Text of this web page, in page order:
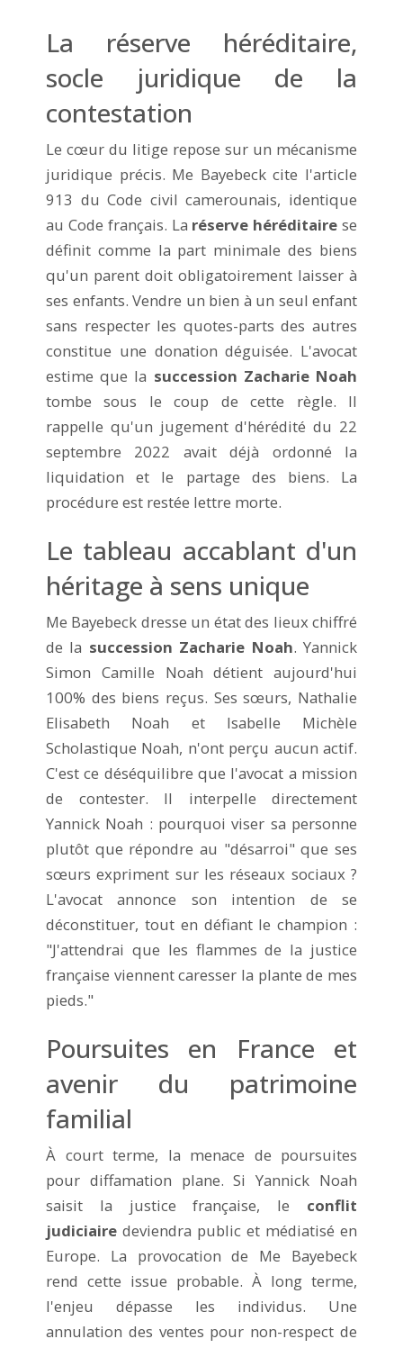
La réserve héréditaire,
socle juridique de la
contestation
Le cœur du litige repose sur un mécanisme
juridique précis. Me Bayebeck cite l'article
913 du Code civil camerounais, identique
au Code français. La réserve héréditaire se
définit comme la part minimale des biens
qu'un parent doit obligatoirement laisser à
ses enfants. Vendre un bien à un seul enfant
sans respecter les quotes-parts des autres
constitue une donation déguisée. L'avocat
estime que la succession Zacharie Noah
tombe sous le coup de cette règle. Il
rappelle qu'un jugement d'hérédité du 22
septembre 2022 avait déjà ordonné la
liquidation et le partage des biens. La
procédure est restée lettre morte.
Le tableau accablant d'un
héritage à sens unique
Me Bayebeck dresse un état des lieux chiffré
de la succession Zacharie Noah. Yannick
Simon Camille Noah détient aujourd'hui
100% des biens reçus. Ses sœurs, Nathalie
Elisabeth Noah et Isabelle Michèle
Scholastique Noah, n'ont perçu aucun actif.
C'est ce déséquilibre que l'avocat a mission
de contester. Il interpelle directement
Yannick Noah : pourquoi viser sa personne
plutôt que répondre au "désarroi" que ses
sœurs expriment sur les réseaux sociaux ?
L'avocat annonce son intention de se
déconstituer, tout en défiant le champion :
"J'attendrai que les flammes de la justice
française viennent caresser la plante de mes
pieds."
Poursuites en France et
avenir du patrimoine
familial
À court terme, la menace de poursuites
pour diffamation plane. Si Yannick Noah
saisit la justice française, le conflit
judiciaire deviendra public et médiatisé en
Europe. La provocation de Me Bayebeck
rend cette issue probable. À long terme,
l'enjeu dépasse les individus. Une
annulation des ventes pour non-respect de